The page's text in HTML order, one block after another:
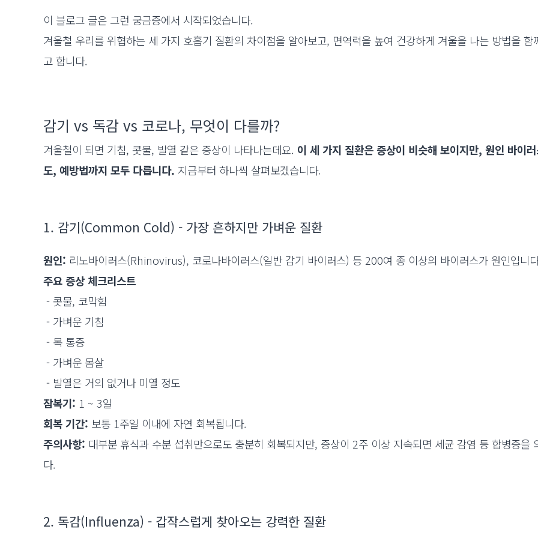
이 블로그 글은 그런 궁금증에서 시작되었습니다.
겨울철 우리를 위협하는 세 가지 호흡기 질환의 차이점을 알아보고, 면역력을 높여 건강하게 겨울을 나는 방법을 함
고 합니다.
감기 vs 독감 vs 코로나, 무엇이 다를까?
겨울철이 되면 기침, 콧물, 발열 같은 증상이 나타나는데요. 이 세 가지 질환은 증상이 비슷해 보이지만, 원인 바이
도, 예방법까지 모두 다릅니다. 지금부터 하나씩 살펴보겠습니다.
1. 감기(Common Cold) - 가장 흔하지만 가벼운 질환
원인: 리노바이러스(Rhinovirus), 코로나바이러스(일반 감기 바이러스) 등 200여 종 이상의 바이러스가 원인입니
주요 증상 체크리스트
- 콧물, 코막힘
- 가벼운 기침
- 목 통증
- 가벼운 몸살
- 발열은 거의 없거나 미열 정도
잠복기: 1 ~ 3일
회복 기간: 보통 1주일 이내에 자연 회복됩니다.
주의사항: 대부분 휴식과 수분 섭취만으로도 충분히 회복되지만, 증상이 2주 이상 지속되면 세균 감염 등 합병증을
다.
2. 독감(Influenza) - 갑작스럽게 찾아오는 강력한 질환